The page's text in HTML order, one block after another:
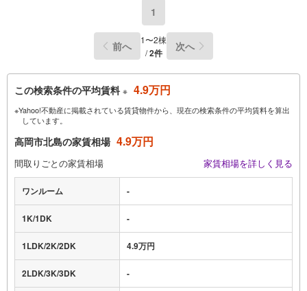
1
前へ
1〜2棟
/2件 次へ
この検索条件の平均賃料 ※ 4.9万円
※Yahoo!不動産に掲載されている賃貸物件から、現在の検索条件の平均賃料を算出
しています。
高岡市北島の家賃相場 4.9万円
間取りごとの家賃相場 家賃相場を詳しく見る
ワンルーム -
1K/1DK -
1LDK/2K/2DK 4.9万円
2LDK/3K/3DK -